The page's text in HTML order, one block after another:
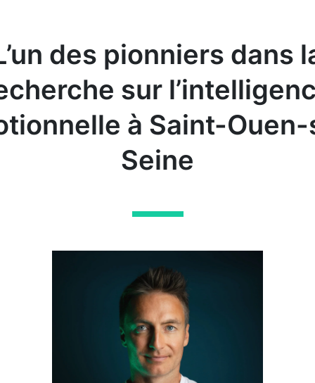
des pionniers dans
sur
à Saint-
Seine